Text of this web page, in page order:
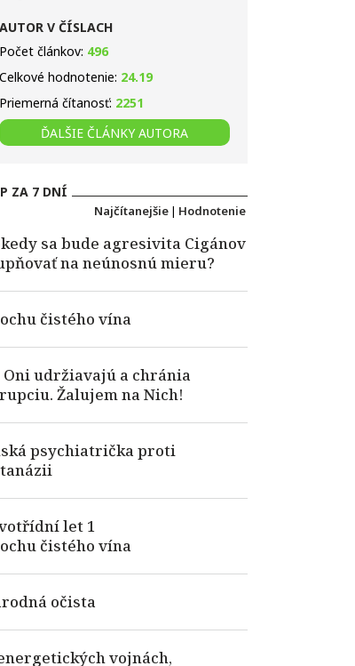
AUTOR V ČÍSLACH
Počet článkov: 496
Celkové hodnotenie: 24.19
Priemerná čítanosť: 2251
ĎALŠIE ČLÁNKY AUTORA
ZA 7 DNÍ
Najčítanejšie | Hodnotenie
sa bude agresivita Cigánov
na neúnosnú mieru?
čistého vína
Oni udržiavajú a chránia
Žalujem na Nich!
psychiatrička proti
let 1
čistého vína
očista
vojnách,